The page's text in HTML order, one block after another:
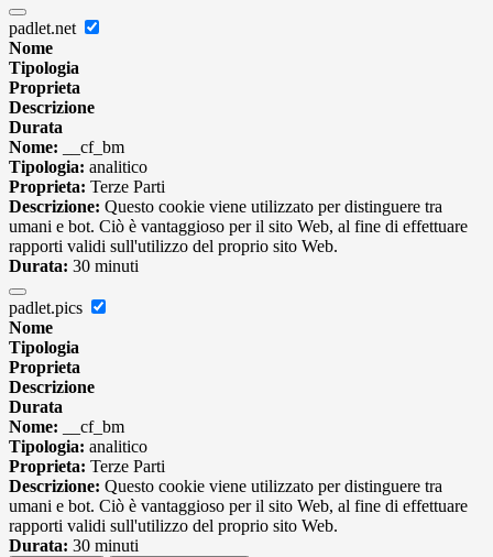
padlet.net
Nome
Tipologia
Proprieta
Descrizione
Durata
Nome: __cf_bm
Tipologia: analitico
Proprieta: Terze Parti
Descrizione: Questo cookie viene utilizzato per distinguere tra
umani e bot. Ciò è vantaggioso per il sito Web, al fine di effettuare
rapporti validi sull'utilizzo del proprio sito Web.
Durata: 30 minuti
padlet.pics
Nome
Tipologia
Proprieta
Descrizione
Durata
Nome: __cf_bm
Tipologia: analitico
Proprieta: Terze Parti
Descrizione: Questo cookie viene utilizzato per distinguere tra
umani e bot. Ciò è vantaggioso per il sito Web, al fine di effettuare
rapporti validi sull'utilizzo del proprio sito Web.
Durata: 30 minuti